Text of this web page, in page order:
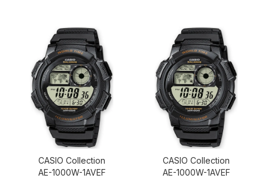
CASIO Collection
AE-1000W-1AVEF
CASIO Collection
AE-1000W-1AVEF